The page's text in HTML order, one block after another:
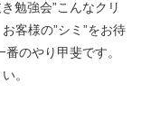
勉強会”こんなクリ
客様の”シミ”をお待
のやり甲斐です。
。